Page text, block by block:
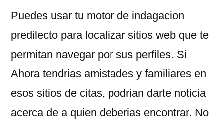
Puedes usar tu motor de indagacion
predilecto para localizar sitios web que te
permitan navegar por sus perfiles. Si
Ahora tendri­as amistades y familiares en
esos sitios de citas, podri­an darte noticia
acerca de a quien deberias encontrar. No